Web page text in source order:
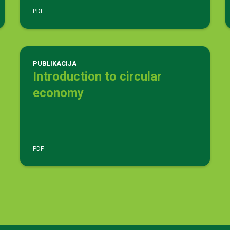
PDF
PUBLIKACIJA
Introduction to circular
economy
PDF